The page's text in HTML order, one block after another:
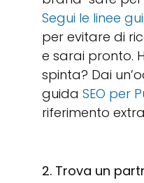
Segui le linee
per evitare di
e sarai pronto.
spinta? Dai
guida SEO per
riferimento
2. Trova un